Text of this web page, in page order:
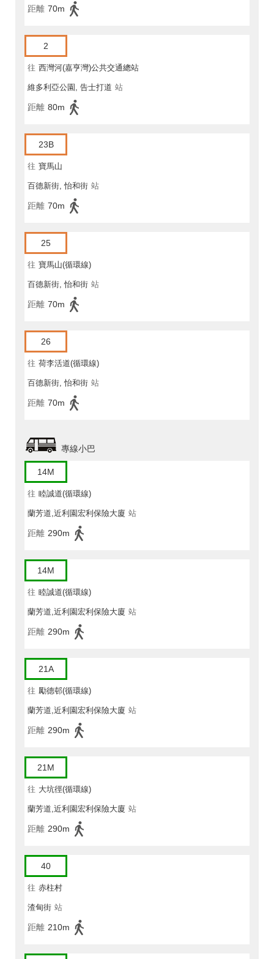
距離 70m
2
往 西灣河(嘉亨灣)公共交通總站
維多利亞公園, 告士打道 站
距離 80m
23B
往 寶馬山
百德新街, 怡和街 站
距離 70m
25
往 寶馬山(循環線)
百德新街, 怡和街 站
距離 70m
26
往 荷李活道(循環線)
百德新街, 怡和街 站
距離 70m
專線小巴
14M
往 睦誠道(循環線)
蘭芳道,近利園宏利保險大廈 站
距離 290m
14M
往 睦誠道(循環線)
蘭芳道,近利園宏利保險大廈 站
距離 290m
21A
往 勵德邨(循環線)
蘭芳道,近利園宏利保險大廈 站
距離 290m
21M
往 大坑徑(循環線)
蘭芳道,近利園宏利保險大廈 站
距離 290m
40
往 赤柱村
渣甸街 站
距離 210m